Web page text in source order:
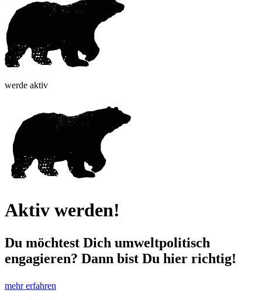
werde aktiv
Aktiv werden!
Du möchtest Dich umweltpolitisch
engagieren? Dann bist Du hier richtig!
mehr erfahren